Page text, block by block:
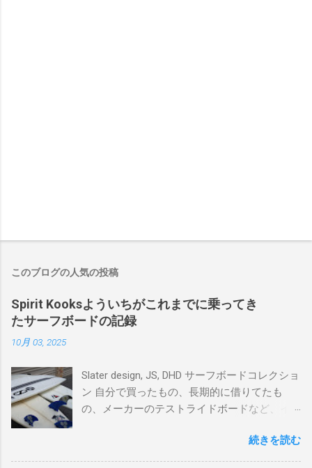
このブログの人気の投稿
Spirit Kooksよういちがこれまでに乗ってき
たサーフボードの記録
10月 03, 2025
Slater design, JS, DHD サーフボードコレクショ
ン 自分で買ったもの、長期的に借りてたも
の、メーカーのテストライドボードなど、イ
を書き残しているページです。 記録と残して
るので、過去のボードたちはもうすでに人に
続きを読む